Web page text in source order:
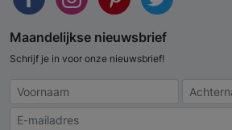
Maandelijkse nieuwsbrief
Schrijf je in voor onze nieuwsbrief!